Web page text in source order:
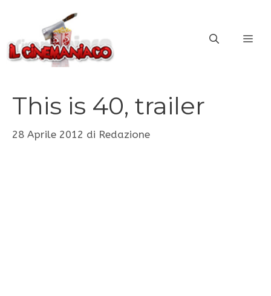
contenuto
This is 40, trailer
28 Aprile 2012 di Redazione